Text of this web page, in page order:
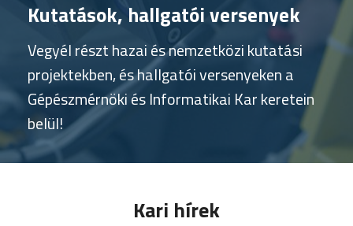
Kutatások, hallgatói versenyek
Vegyél részt hazai és nemzetközi kutatási
projektekben, és hallgatói versenyeken a
Gépészmérnöki és Informatikai Kar keretein
belül!
Kari hírek